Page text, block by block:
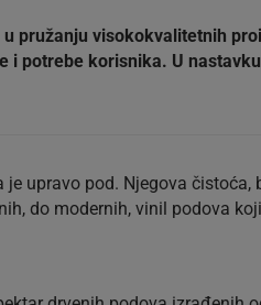
pružanju visokokvalitetnih
potrebe korisnika. U
upravo pod. Njegova
do modernih, vinil podova